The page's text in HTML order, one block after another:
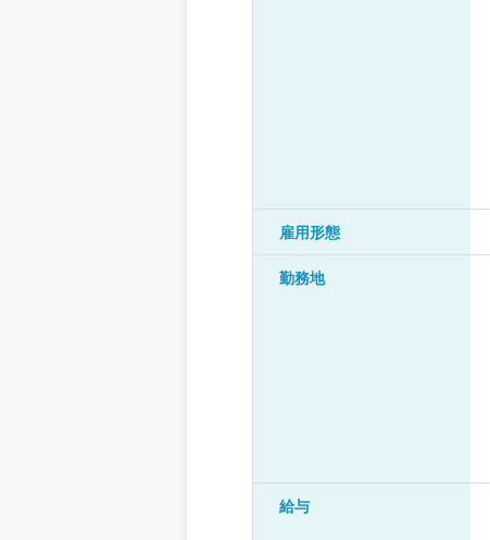
雇用形態
勤務地
給与